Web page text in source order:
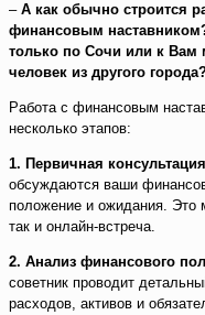
–А как обычно строится
финансовым
только по Сочи или к Вам
человек из другого
Работа с финансовым
несколько этапов:
1. Первичная консультация
обсуждаются ваши
положение и ожидания. Это
так и онлайн-встреча.
2. Анализ финансового
советник проводит
расходов, активов и